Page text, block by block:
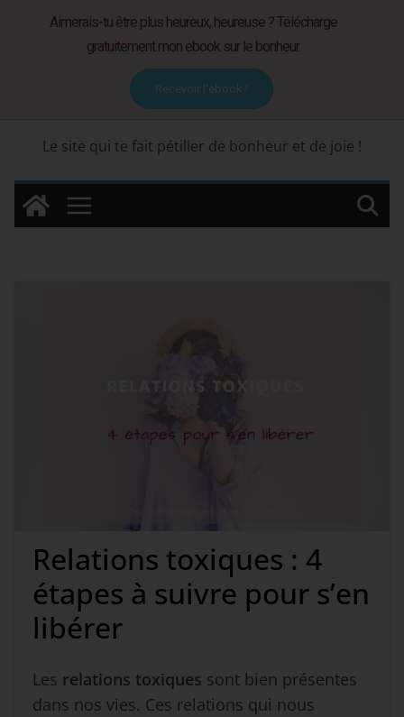
Du bonheur et des
livres…
Le site qui te fait pétiller de bonheur et de joie !
Relations toxiques : 4
étapes à suivre pour s’en
libérer
Les relations toxiques sont bien présentes
dans nos vies. Ces relations qui nous
Aimerais-tu être plus heureux, heureuse ? Télécharge
gratuitement mon ebook sur le bonheur.
Recevoir l'ebook !